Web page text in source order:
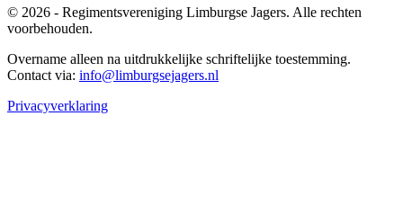
© 2026 - Regimentsvereniging Limburgse Jagers. Alle rechten
voorbehouden.
Overname alleen na uitdrukkelijke schriftelijke toestemming.
Contact via: info@limburgsejagers.nl
Privacyverklaring